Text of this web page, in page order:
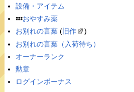
設備・アイテム
💤おやすみ薬
お別れの言葉(旧作
)
お別れの言葉（入荷待ち）
オーナーランク
勲章
ログインボーナス